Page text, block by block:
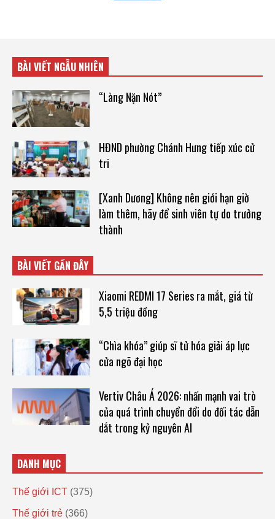
BÀI VIẾT NGẪU NHIÊN
“Làng Nặn Nót”
HĐND phường Chánh Hưng tiếp xúc cử
tri
[Xanh Dương] Không nên giới hạn giờ
làm thêm, hãy để sinh viên tự do trưởng
thành
BÀI VIẾT GẦN ĐÂY
Xiaomi REDMI 17 Series ra mắt, giá từ
5,5 triệu đồng
“Chìa khóa” giúp sĩ tử hóa giải áp lực
cửa ngõ đại học
Vertiv Châu Á 2026: nhấn mạnh vai trò
của quá trình chuyển đổi do đối tác dẫn
dắt trong kỷ nguyên AI
DANH MỤC
Thế giới ICT (375)
Thế giới trẻ (366)